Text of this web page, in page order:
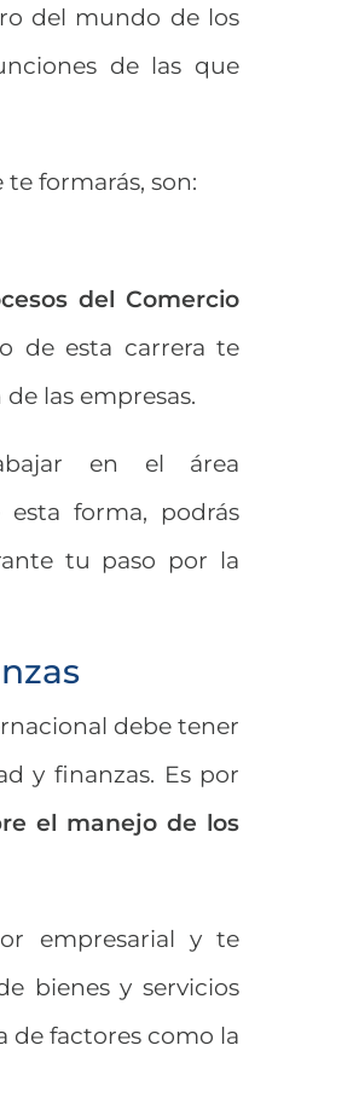
del mundo de los
de las que
formarás, son:
del Comercio
de esta carrera te
las empresas.
en el área
forma, podrás
tu paso por la
debe tener
y finanzas. Es por
el manejo de los
empresarial y te
bienes y servicios
de factores como la